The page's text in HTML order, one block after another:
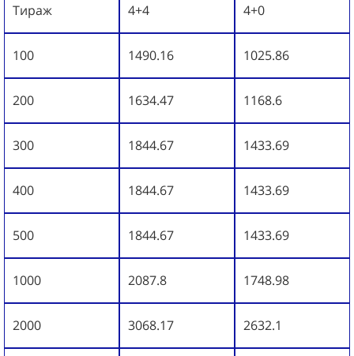
Тираж 4+4 4+0
100 1490.16 1025.86
200 1634.47 1168.6
300 1844.67 1433.69
400 1844.67 1433.69
500 1844.67 1433.69
1000 2087.8 1748.98
2000 3068.17 2632.1